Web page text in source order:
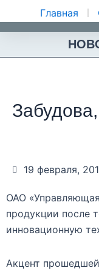
Главная
19 февраля,
ОАО
продукции после
инновационную
Акцент